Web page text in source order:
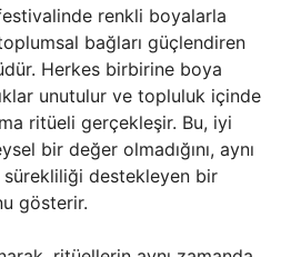
renkli boyalarla
bağları güçlendiren
Herkes birbirine boya
unutulur ve topluluk içinde
ritüeli gerçekleşir. Bu, iyi
bir değer olmadığını, aynı
destekleyen bir
gösterir.